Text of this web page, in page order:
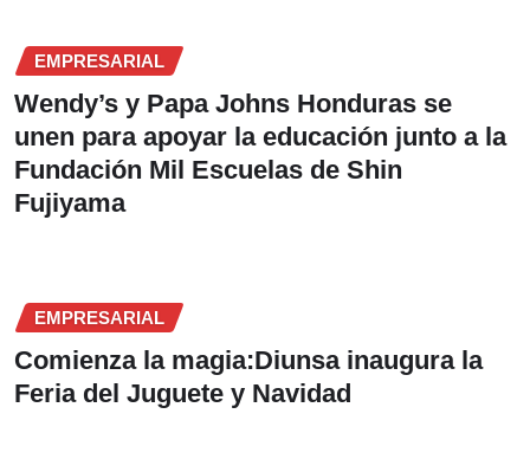
EMPRESARIAL
Wendy’s y Papa Johns Honduras se
unen para apoyar la educación junto a la
Fundación Mil Escuelas de Shin
Fujiyama
EMPRESARIAL
Comienza la magia:Diunsa inaugura la
Feria del Juguete y Navidad